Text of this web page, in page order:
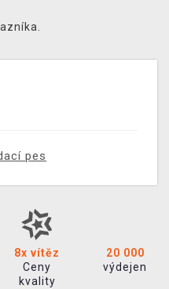
pes
8x vítěz
Ceny
kvality
20 000
výdejen